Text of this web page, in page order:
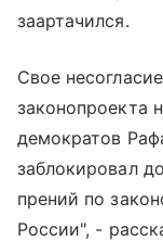
заартачился.
Свое
законопроекта
демократов
заблокировал
прений по
России", -